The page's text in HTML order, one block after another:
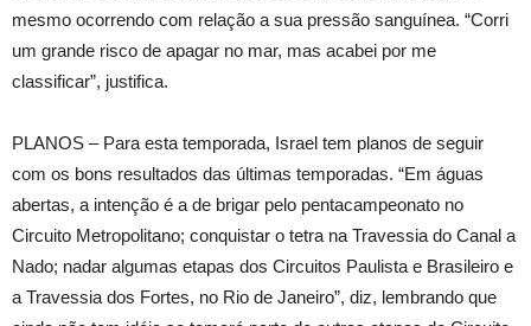
mesmo ocorrendo com relação a sua pressão sanguínea. “Corri
um grande risco de apagar no mar, mas acabei por me
classificar”, justifica.
PLANOS – Para esta temporada, Israel tem planos de seguir
com os bons resultados das últimas temporadas. “Em águas
abertas, a intenção é a de brigar pelo pentacampeonato no
Circuito Metropolitano; conquistar o tetra na Travessia do Canal a
Nado; nadar algumas etapas dos Circuitos Paulista e Brasileiro e
a Travessia dos Fortes, no Rio de Janeiro”, diz, lembrando que